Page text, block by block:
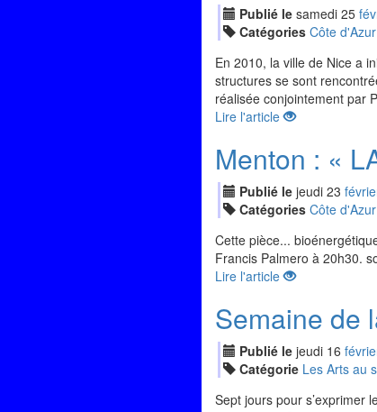
Publié le samedi 25 fév
Catégories Côte
En 2010, la ville de Nice a
structures se sont
réalisée conjointement par
Lire l'article
Menton : «
Publié le jeudi 23 fév
Catégories Côte
Cette pièce...
Francis Palmero à 20h30.
Lire l'article
Semaine de
Publié le jeudi 16 fév
Catégorie Les Arts au
Sept jours pour s’exprimer